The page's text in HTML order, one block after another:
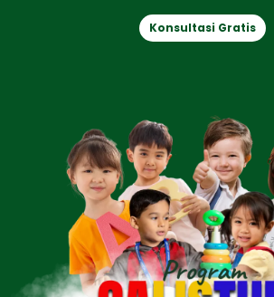
Konsultasi Gratis